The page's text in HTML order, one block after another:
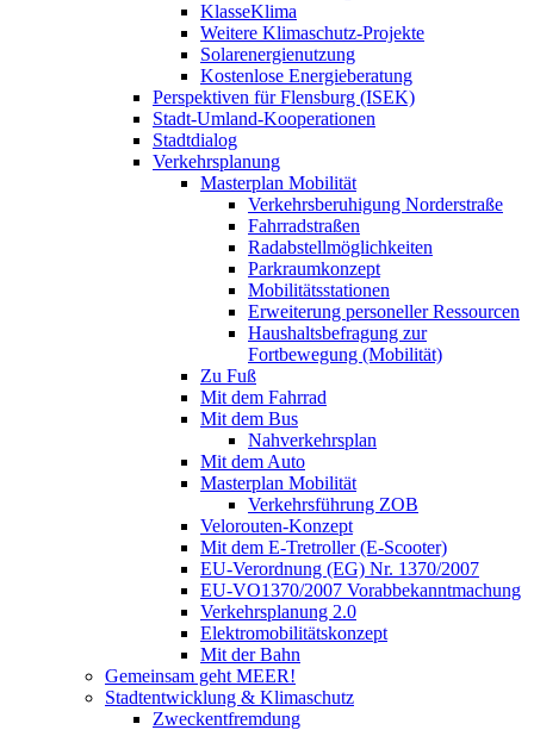
KlasseKlima
Weitere Klimaschutz-Projekte
Solarenergienutzung
Kostenlose Energieberatung
Perspektiven für Flensburg (ISEK)
Stadt-Umland-Kooperationen
Stadtdialog
Verkehrsplanung
Masterplan Mobilität
Verkehrsberuhigung Norderstraße
Fahrradstraßen
Radabstellmöglichkeiten
Parkraumkonzept
Mobilitätsstationen
Erweiterung personeller Ressourcen
Haushaltsbefragung zur
Fortbewegung (Mobilität)
Zu Fuß
Mit dem Fahrrad
Mit dem Bus
Nahverkehrsplan
Mit dem Auto
Masterplan Mobilität
Verkehrsführung ZOB
Velorouten-Konzept
Mit dem E-Tretroller (E-Scooter)
EU-Verordnung (EG) Nr. 1370/2007
EU-VO1370/2007 Vorabbekanntmachung
Verkehrsplanung 2.0
Elektromobilitätskonzept
Mit der Bahn
Gemeinsam geht MEER!
Stadtentwicklung & Klimaschutz
Zweckentfremdung